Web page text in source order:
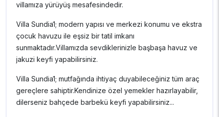
villamıza yürüyüş mesafesindedir.
Villa Sundia1; modern yapısı ve merkezi konumu ve ekstra
çocuk havuzu ile eşsiz bir tatil imkanı
sunmaktadır.Villamızda sevdiklerinizle başbaşa havuz ve
jakuzi keyfi yapabilirsiniz.
Villa Sundia1; mutfağında ihtiyaç duyabileceğiniz tüm araç
gereçlere sahiptir.Kendinize özel yemekler hazırlayabilir,
dilerseniz bahçede barbekü keyfi yapabilirsiniz...